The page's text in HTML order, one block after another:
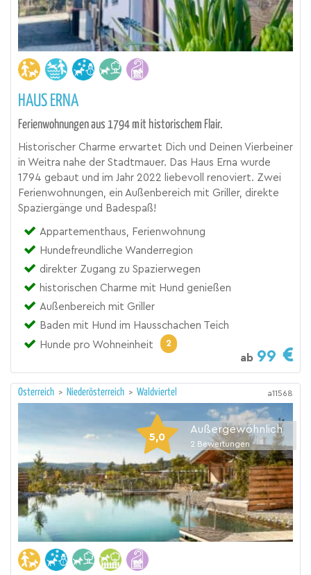
HAUS ERNA
Ferienwohnungen aus 1794 mit historischem Flair.
Historischer Charme erwartet Dich und Deinen Vierbeiner
in Weitra nahe der Stadtmauer. Das Haus Erna wurde
1794 gebaut und im Jahr 2022 liebevoll renoviert. Zwei
Ferienwohnungen, ein Außenbereich mit Griller, direkte
Spaziergänge und Badespaß!
Appartementhaus, Ferienwohnung
Hundefreundliche Wanderregion
direkter Zugang zu Spazierwegen
historischen Charme mit Hund genießen
Außenbereich mit Griller
Baden mit Hund im Hausschachen Teich
Hunde pro Wohneinheit
2
ab 99
Österreich > Niederösterreich > Waldviertel a11568
5,0
Außergewöhnlich
2 Bewertungen